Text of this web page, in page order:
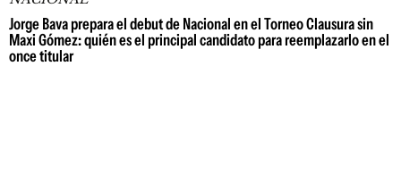
Jorge Bava prepara el debut de Nacional en el Torneo Clausura sin
Maxi Gómez: quién es el principal candidato para reemplazarlo en el
once titular